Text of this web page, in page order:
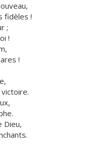
fidèles !
;
!
!
Dieu,